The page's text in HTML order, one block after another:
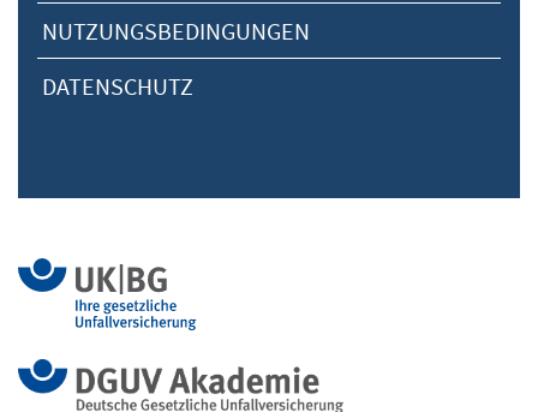
NUTZUNGSBEDINGUNGEN
DATENSCHUTZ